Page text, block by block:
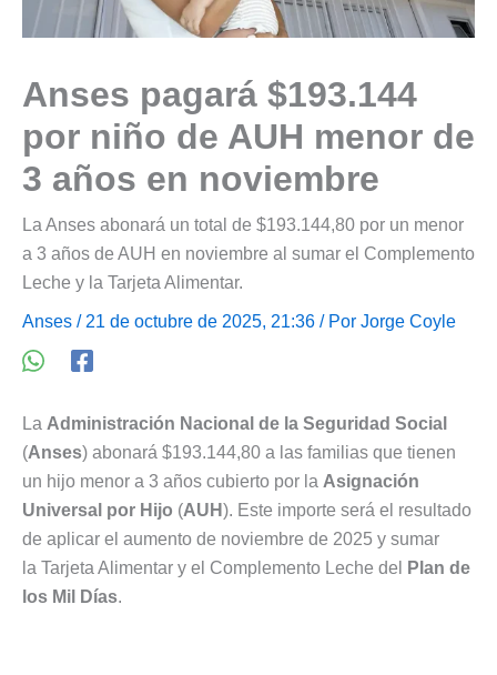
Anses pagará $193.144
por niño de AUH menor de
3 años en noviembre
La Anses abonará un total de $193.144,80 por un menor
a 3 años de AUH en noviembre al sumar el Complemento
Leche y la Tarjeta Alimentar.
Anses / 21 de octubre de 2025, 21:36 / Por Jorge Coyle
La Administración Nacional de la Seguridad Social
(Anses) abonará $193.144,80 a las familias que tienen
un hijo menor a 3 años cubierto por la Asignación
Universal por Hijo (AUH ). Este importe será el resultado
de aplicar el aumento de noviembre de 2025 y sumar
la Tarjeta Alimentar y el Complemento Leche del
Plan de
los Mil Días.